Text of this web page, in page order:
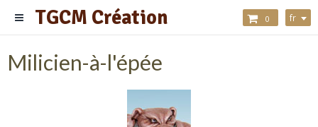
TGCM Création 0 fr
Milicien-à-l'épée